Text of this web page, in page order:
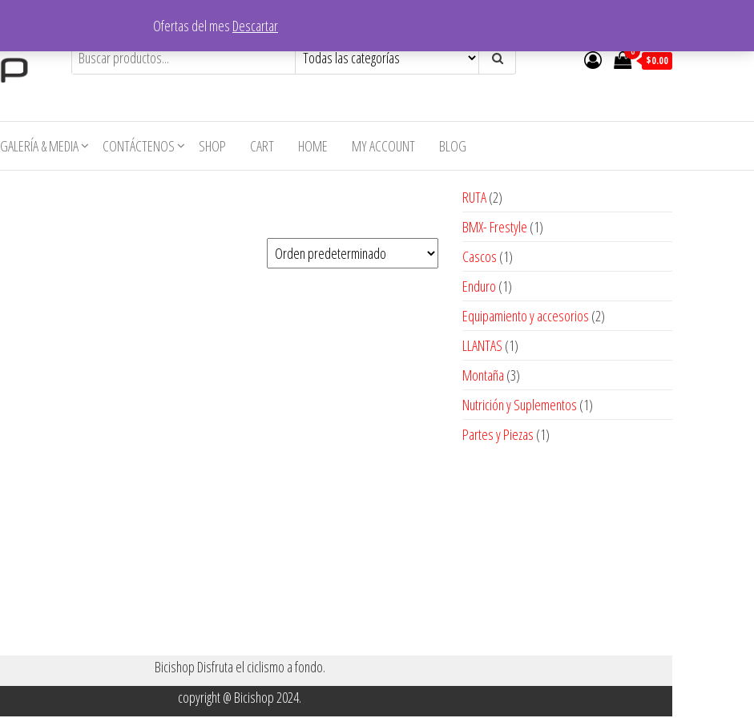
0
$0.00
GALERÍA & MEDIA CONTÁCTENOS SHOP CART HOME MY ACCOUNT BLOG
RUTA 22
productos
BMX- Frestyle 11
Cascos 11
producto
Enduro 11
producto
Equipamiento y accesorios 22
LLANTAS 11
producto
Montaña 33
productos
Nutrición y Suplementos 11
Partes y Piezas 11
Bicishop Disfruta el ciclismo a fondo.
copyright @ Bicishop 2024.
Ofertas del mes Descartar